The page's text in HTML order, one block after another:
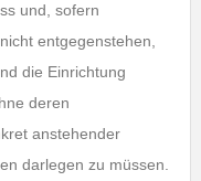
und, sofern
entgegenstehen,
die Einrichtung
deren
anstehender
darlegen zu müssen.